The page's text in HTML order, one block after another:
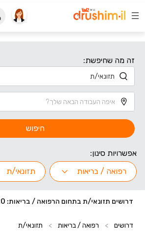
זה מה שחיפשת:
חיפוש
אפשרויות סינון:
רפואה / בריאות
תזונאי/ת
דרושים תזונאי/ת בתחום הרפואה / בריאות: 20 משרות חדשות
דרושים > רפואה / בריאות > תזונאי/ת